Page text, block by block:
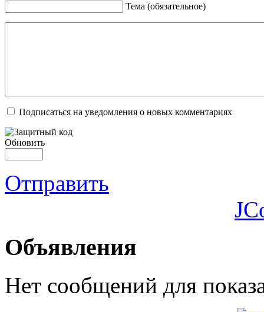
Тема (обязательное)
Подписаться на уведомления о новых комментариях
Обновить
Отправить
Объявления
Нет сообщений для